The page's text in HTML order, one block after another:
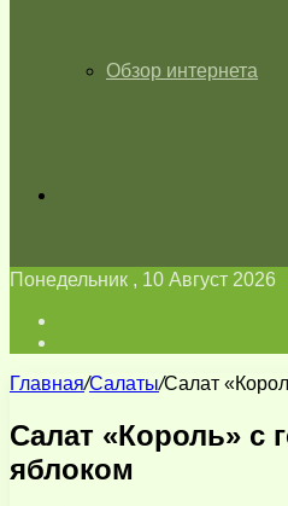
Обзор интернета
Понедельник , 10 Август 2026
Главная/Салаты/Салат
Салат «Король» с
яблоком